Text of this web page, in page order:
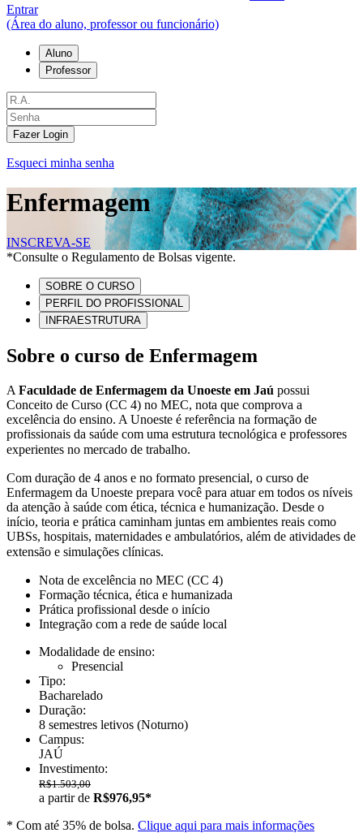
Entrar
(Área do aluno, professor ou funcionário)
Aluno
Professor
Fazer Login
Esqueci minha senha
Enfermagem
INSCREVA-SE
*Consulte o Regulamento de Bolsas vigente.
SOBRE O CURSO
PERFIL DO PROFISSIONAL
INFRAESTRUTURA
Sobre o curso de Enfermagem
A Faculdade de Enfermagem da Unoeste em Jaú possui
Conceito de Curso (CC 4) no MEC, nota que comprova a
excelência do ensino. A Unoeste é referência na formação de
profissionais da saúde com uma estrutura tecnológica e professores
experientes no mercado de trabalho.
Com duração de 4 anos e no formato presencial, o curso de
Enfermagem da Unoeste prepara você para atuar em todos os níveis
da atenção à saúde com ética, técnica e humanização. Desde o
início, teoria e prática caminham juntas em ambientes reais como
UBSs, hospitais, maternidades e ambulatórios, além de atividades de
extensão e simulações clínicas.
Nota de excelência no MEC (CC 4)
Formação técnica, ética e humanizada
Prática profissional desde o início
Integração com a rede de saúde local
Modalidade de ensino:
Presencial
Tipo:
Bacharelado
Duração:
8 semestres letivos (Noturno)
Campus:
JAÚ
Investimento:
R$1.503,00
a partir de R$976,95*
* Com até 35% de bolsa. Clique aqui para mais informações